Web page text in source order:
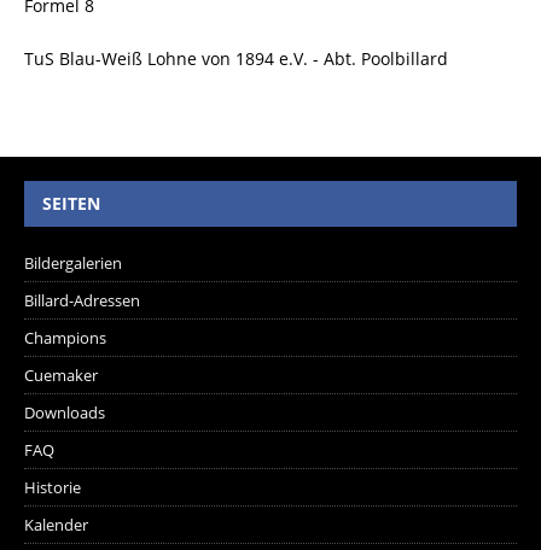
Formel 8
TuS Blau-Weiß Lohne von 1894 e.V. - Abt. Poolbillard
SEITEN
Bildergalerien
Billard-Adressen
Champions
Cuemaker
Downloads
FAQ
Historie
Kalender